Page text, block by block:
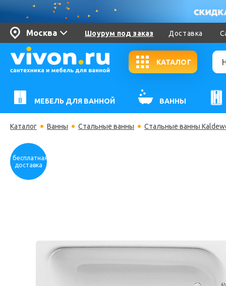
Москва Шоурум под заказ Доставка
КАТАЛОГ
МЕБЕЛЬ ДЛЯ ВАННОЙ ВАННЫ
Каталог Ванны Стальные ванны Стальные ванны
бесплатная
доставка